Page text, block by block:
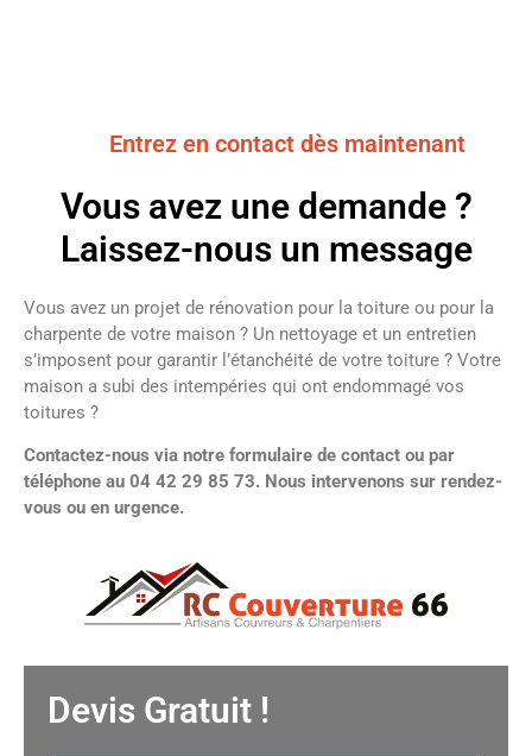
Entrez en contact dès maintenant
Vous avez une demande ?
Laissez-nous un message
Vous avez un projet de rénovation pour la toiture ou pour la
charpente de votre maison ? Un nettoyage et un entretien
s’imposent pour garantir l’étanchéité de votre toiture ? Votre
maison a subi des intempéries qui ont endommagé vos
toitures ?
Contactez-nous via notre formulaire de contact ou par
téléphone au 04 42 29 85 73. Nous intervenons sur rendez-
vous ou en urgence.
Devis Gratuit !